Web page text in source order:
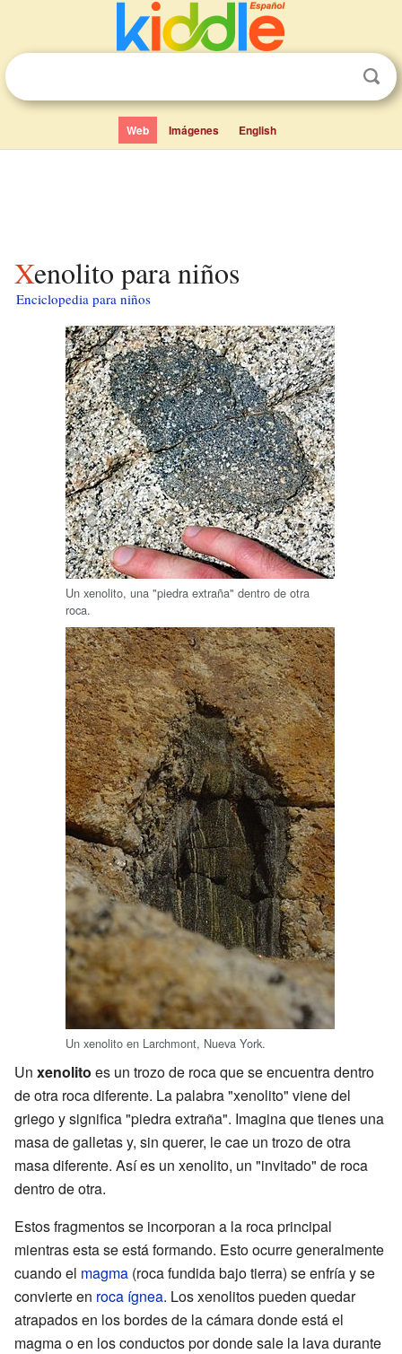
Web Imágenes English
Xenolito para niños
Enciclopedia para niños
Un xenolito, una "piedra extraña" dentro de otra
roca.
Un xenolito en Larchmont, Nueva York.
Un xenolito es un trozo de roca que se encuentra dentro
de otra roca diferente. La palabra "xenolito" viene del
griego y significa "piedra extraña". Imagina que tienes una
masa de galletas y, sin querer, le cae un trozo de otra
masa diferente. Así es un xenolito, un "invitado" de roca
dentro de otra.
Estos fragmentos se incorporan a la roca principal
mientras esta se está formando. Esto ocurre generalmente
cuando el magma (roca fundida bajo tierra) se enfría y se
convierte en roca ígnea. Los xenolitos pueden quedar
atrapados en los bordes de la cámara donde está el
magma o en los conductos por donde sale la lava durante